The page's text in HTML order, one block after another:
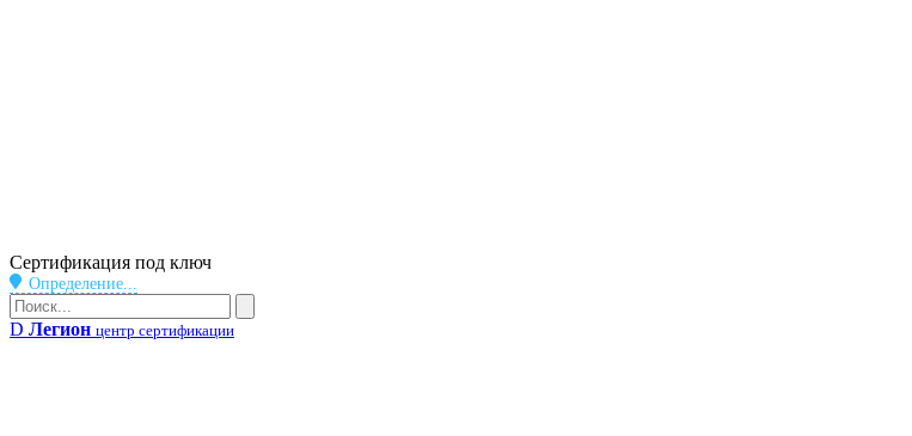
Бейдж
Сертификация под ключ
Определение...
Поиск
Поиск
D Легион центр сертификации